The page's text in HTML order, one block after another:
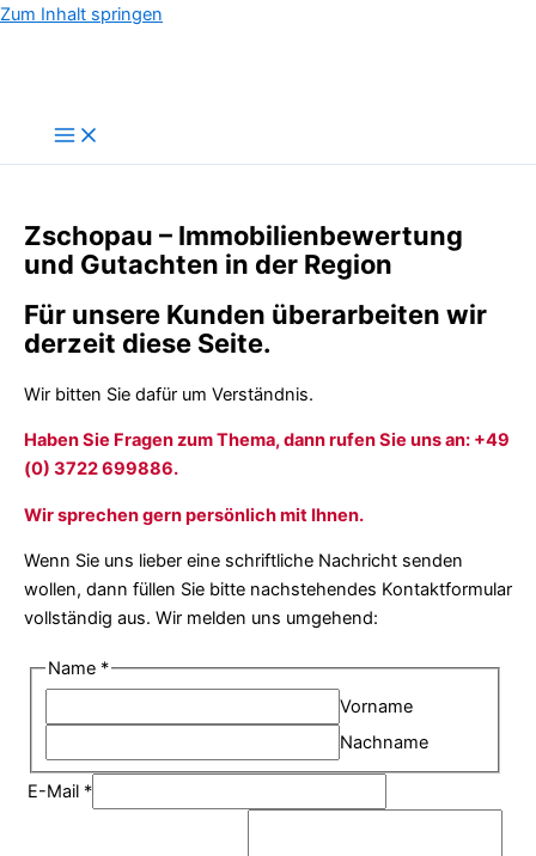
Zum Inhalt springen
Zschopau – Immobilienbewertung
und Gutachten in der Region
Für unsere Kunden überarbeiten wir
derzeit diese Seite.
Wir bitten Sie dafür um Verständnis.
Haben Sie Fragen zum Thema, dann rufen Sie uns an: +49
(0) 3722 699886.
Wir sprechen gern persönlich mit Ihnen.
Wenn Sie uns lieber eine schriftliche Nachricht senden
wollen, dann füllen Sie bitte nachstehendes Kontaktformular
vollständig aus. Wir melden uns umgehend:
Name *
Vorname
Nachname
E-Mail *